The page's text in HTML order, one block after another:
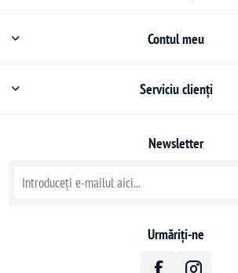
Contul meu
Serviciu clienți
Newsletter
Urmăriți-ne